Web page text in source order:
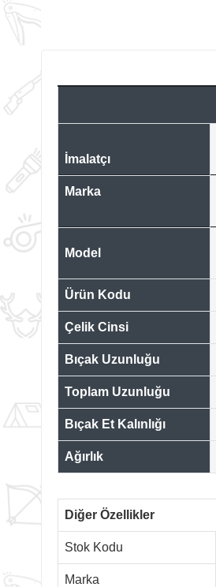
İmalatçı
Marka
Model
Ürün Kodu
Çelik Cinsi
Bıçak Uzunluğu
Toplam Uzunluğu
Bıçak Et Kalınlığı
Ağırlık
Diğer Özellikler
Stok Kodu
Marka